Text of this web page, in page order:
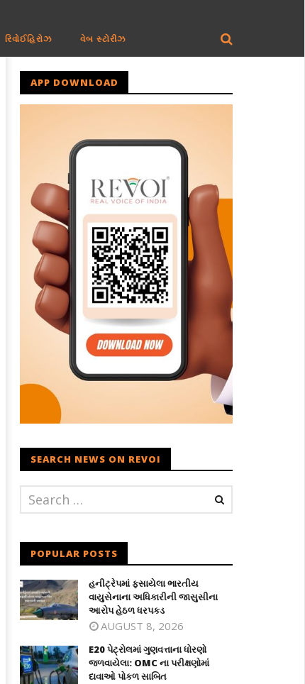
રિવોઈહિરોઝ વેબ સ્ટોરીઝ
APP DOWNLOAD
SEARCH NEWS ON REVOI
POPULAR POSTS
હનીટ્રેપમાં ફસાયેલા ભારતીય
વાયુસેનાના અધિકારીની જાસુસીના
આરોપ હેઠળ ધરપકડ
AUGUST 8, 2026
E20 પેટ્રોલમાં ગુણવત્તાના ધોરણો
જળવાયેલા: OMC ના પરીક્ષણોમાં
દાવાઓ પોકળ સાબિત